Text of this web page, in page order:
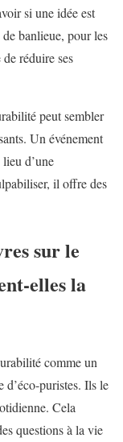
si une idée est
banlieue, pour les
réduire ses
peut sembler
Un événement
d’une
il offre des
sur le
elles la
comme un
d’éco-puristes. Ils le
Cela
questions à la vie